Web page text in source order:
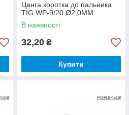
Цанга коротка до пальника
TIG WP-9/20 Ø2,0ММ
В наявності
32,20 ₴
Купити